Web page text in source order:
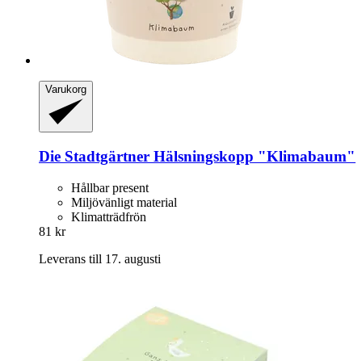
Varukorg
Die Stadtgärtner Hälsningskopp "Klimabaum"
Hållbar present
Miljövänligt material
Klimatträdfrön
81 kr
Leverans till 17. augusti